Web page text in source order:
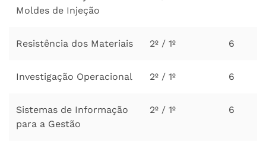
Moldes de Injeção
Resistência dos Materiais 2º / 1º 6
Investigação Operacional 2º / 1º 6
Sistemas de Informação
para a Gestão
2º / 1º 6